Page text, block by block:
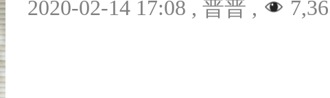
2020-02-14 17:08 , 普普 ,